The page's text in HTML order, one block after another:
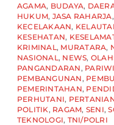
AGAMA, BUDAYA,
HUKUM, JASA RAHARJA,
KECELAKAAN,
KESEHATAN,
KRIMINAL , MURATARA,
NASIONAL , NEWS,
PANGANDARAN ,
PEMBANGUNAN ,
PEMERINTAHAN,
PERHUTANI,
POLITIK , RAGAM, SENI,
TEKNOLOGI, TNI/POLRI